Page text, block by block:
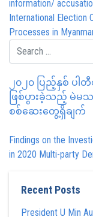
information/
International Election
Processes in
၂၀၂၀ ပြည့်နှစ်
ဖြစ်ပွားခဲ့သည့် မဲမသ
စစ်ဆေးတွေ့ရှိချက်
Findings on the
in 2020 Multi-party
Recent Posts
President U Min